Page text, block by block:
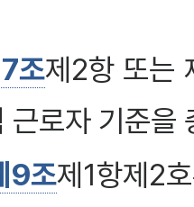
조제2항 또는
근로자 기준을
9조제1항제2